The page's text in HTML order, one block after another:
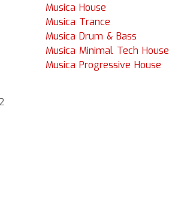
Musica House
Musica Trance
Musica Drum & Bass
Musica Minimal Tech House
Musica Progressive House